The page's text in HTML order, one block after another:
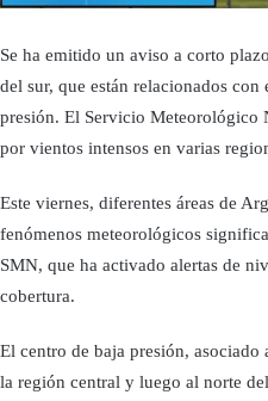
Se ha emitido un aviso a corto
del sur, que están relacionados
presión. El Servicio Meteorológico
por vientos intensos en varias
Este viernes, diferentes áreas de
fenómenos meteorológicos
SMN, que ha activado alertas de
cobertura.
El centro de baja presión, asociado
la región central y luego al norte